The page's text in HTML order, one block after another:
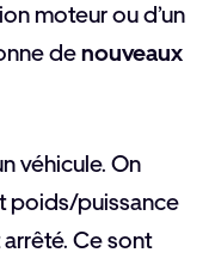
moteur ou d’un
denouveaux
véhicule. On
poids/puissance
Ce sont